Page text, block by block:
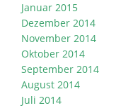
Januar 2015
Dezember 2014
November 2014
Oktober 2014
September 2014
August 2014
Juli 2014